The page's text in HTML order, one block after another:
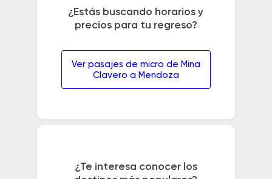
¿Estás buscando horarios y
precios para tu regreso?
Ver pasajes de micro de Mina
Clavero a Mendoza
¿Te interesa conocer los